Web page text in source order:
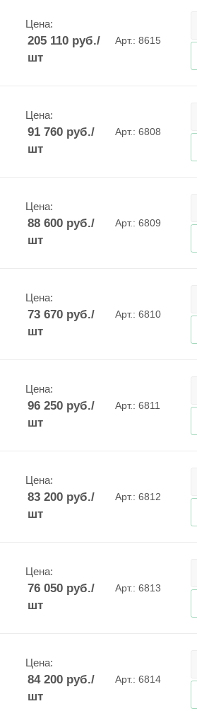
Цена:
205 110руб./
шт
Арт.: 8615
Цена:
91 760руб./
шт
Арт.: 6808
Цена:
88 600руб./
шт
Арт.: 6809
Цена:
73 670руб./
шт
Арт.: 6810
Цена:
96 250руб./
шт
Арт.: 6811
Цена:
83 200руб./
шт
Арт.: 6812
Цена:
76 050руб./
шт
Арт.: 6813
Цена:
84 200руб./
шт
Арт.: 6814